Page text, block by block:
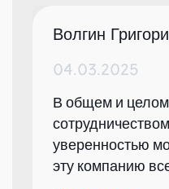
Волгин
04.03.2025
В общем и
уверенностью
эту компанию